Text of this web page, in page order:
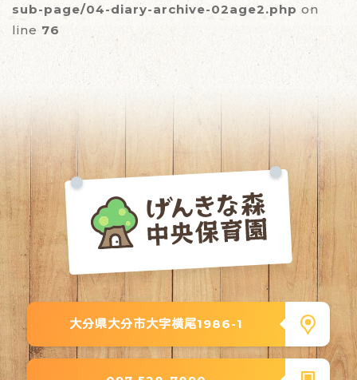
sub-page/04-diary-archive-02age2.php on
line 76
大分県大分市大字横尾1986-1